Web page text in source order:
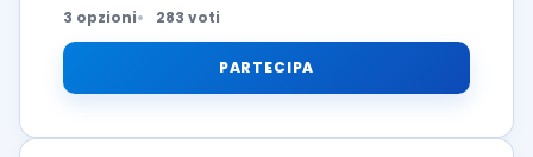
3 opzioni 283 voti
PARTECIPA